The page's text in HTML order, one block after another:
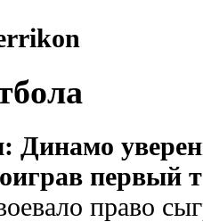
Динамо
первый
право